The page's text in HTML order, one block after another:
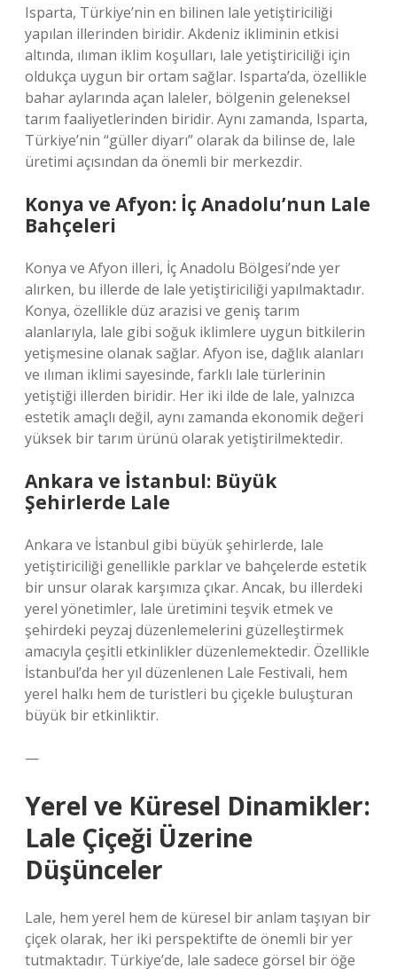
Isparta, Türkiye’nin en bilinen lale yetiştiriciliği
yapılan illerinden biridir. Akdeniz ikliminin etkisi
altında, ılıman iklim koşulları, lale yetiştiriciliği için
oldukça uygun bir ortam sağlar. Isparta’da, özellikle
bahar aylarında açan laleler, bölgenin geleneksel
tarım faaliyetlerinden biridir. Aynı zamanda, Isparta,
Türkiye’nin “güller diyarı” olarak da bilinse de, lale
üretimi açısından da önemli bir merkezdir.
Konya ve Afyon: İç Anadolu’nun Lale
Bahçeleri
Konya ve Afyon illeri, İç Anadolu Bölgesi’nde yer
alırken, bu illerde de lale yetiştiriciliği yapılmaktadır.
Konya, özellikle düz arazisi ve geniş tarım
alanlarıyla, lale gibi soğuk iklimlere uygun bitkilerin
yetişmesine olanak sağlar. Afyon ise, dağlık alanları
ve ılıman iklimi sayesinde, farklı lale türlerinin
yetiştiği illerden biridir. Her iki ilde de lale, yalnızca
estetik amaçlı değil, aynı zamanda ekonomik değeri
yüksek bir tarım ürünü olarak yetiştirilmektedir.
Ankara ve İstanbul: Büyük
Şehirlerde Lale
Ankara ve İstanbul gibi büyük şehirlerde, lale
yetiştiriciliği genellikle parklar ve bahçelerde estetik
bir unsur olarak karşımıza çıkar. Ancak, bu illerdeki
yerel yönetimler, lale üretimini teşvik etmek ve
şehirdeki peyzaj düzenlemelerini güzelleştirmek
amacıyla çeşitli etkinlikler düzenlemektedir. Özellikle
İstanbul’da her yıl düzenlenen Lale Festivali, hem
yerel halkı hem de turistleri bu çiçekle buluşturan
büyük bir etkinliktir.
—
Yerel ve Küresel Dinamikler:
Lale Çiçeği Üzerine
Düşünceler
Lale, hem yerel hem de küresel bir anlam taşıyan bir
çiçek olarak, her iki perspektifte de önemli bir yer
tutmaktadır. Türkiye’de, lale sadece görsel bir öğe